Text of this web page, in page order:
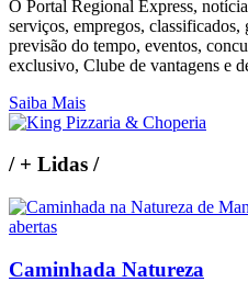
O Portal Regional Express,
serviços, empregos,
previsão do tempo, eventos,
exclusivo, Clube de vantagens e
Saiba Mais
/+ Lidas /
Caminhada Natureza